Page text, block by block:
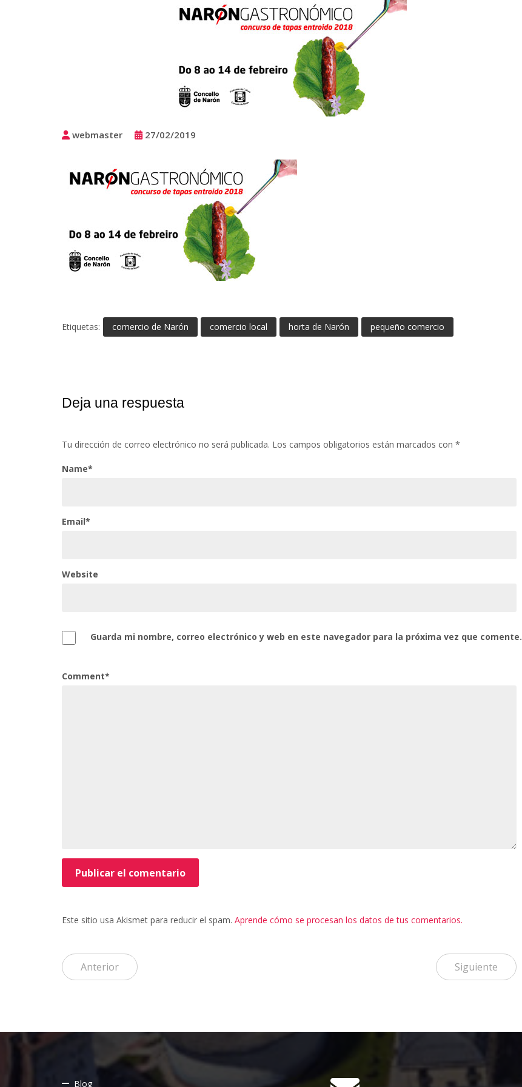
webmaster 27/02/2019
Etiquetas: comercio de Narón comercio local horta de Narón pequeño comercio
Deja una respuesta
Tu dirección de correo electrónico no será publicada. Los campos obligatorios están marcados con *
Name*
Email*
Website
Guarda mi nombre, correo electrónico y web en este navegador para la próxima vez que comente.
Comment*
Este sitio usa Akismet para reducir el spam. Aprende cómo se procesan los datos de tus comentarios.
Anterior Siguiente
Blog